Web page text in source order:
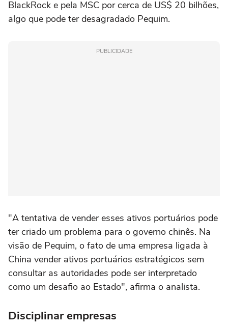
BlackRock e pela MSC por cerca de US$ 20 bilhões,
algo que pode ter desagradado Pequim.
PUBLICIDADE
"A tentativa de vender esses ativos portuários pode
ter criado um problema para o governo chinês. Na
visão de Pequim, o fato de uma empresa ligada à
China vender ativos portuários estratégicos sem
consultar as autoridades pode ser interpretado
como um desafio ao Estado", afirma o analista.
Disciplinar empresas